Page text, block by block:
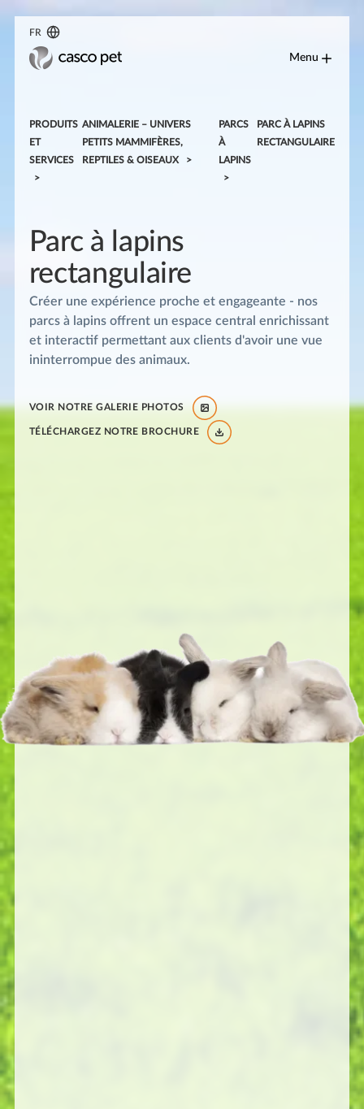
FR
Menu
PRODUITS
ET
SERVICES
ANIMALERIE – UNIVERS
PETITS MAMMIFÈRES,
REPTILES & OISEAUX
PARCS
À
LAPINS
PARC À LAPINS
RECTANGULAIRE
Parc à lapins
rectangulaire
Créer une expérience proche et engageante - nos
parcs à lapins offrent un espace central enrichissant
et interactif permettant aux clients d'avoir une vue
ininterrompue des animaux.
VOIR NOTRE GALERIE PHOTOS
TÉLÉCHARGEZ NOTRE BROCHURE